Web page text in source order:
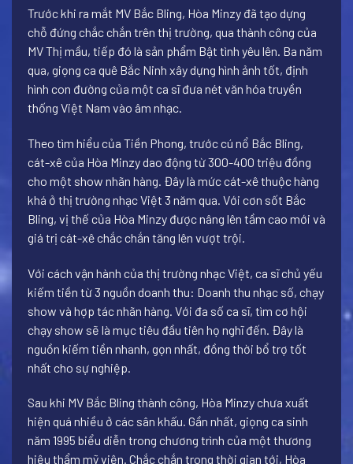
Trước khi ra mắt MV Bắc Bling, Hòa Minzy đã tạo dựng
chỗ đứng chắc chắn trên thị trường, qua thành công của
MV Thị mầu, tiếp đó là sản phẩm Bật tình yêu lên. Ba năm
qua, giọng ca quê Bắc Ninh xây dựng hình ảnh tốt, định
hình con đường của một ca sĩ đưa nét văn hóa truyền
thống Việt Nam vào âm nhạc.
Theo tìm hiểu của Tiền Phong, trước cú nổ Bắc Bling,
cát-xê của Hòa Minzy dao động từ 300-400 triệu đồng
cho một show nhãn hàng. Đây là mức cát-xê thuộc hàng
khá ở thị trường nhạc Việt 3 năm qua. Với cơn sốt Bắc
Bling, vị thế của Hòa Minzy được nâng lên tầm cao mới và
giá trị cát-xê chắc chắn tăng lên vượt trội.
Với cách vận hành của thị trường nhạc Việt, ca sĩ chủ yếu
kiếm tiền từ 3 nguồn doanh thu: Doanh thu nhạc số, chạy
show và hợp tác nhãn hàng. Với đa số ca sĩ, tìm cơ hội
chạy show sẽ là mục tiêu đầu tiên họ nghĩ đến. Đây là
nguồn kiếm tiền nhanh, gọn nhất, đồng thời bổ trợ tốt
nhất cho sự nghiệp.
Sau khi MV Bắc Bling thành công, Hòa Minzy chưa xuất
hiện quá nhiều ở các sân khấu. Gần nhất, giọng ca sinh
năm 1995 biểu diễn trong chương trình của một thương
hiệu thẩm mỹ viện. Chắc chắn trong thời gian tới, Hòa